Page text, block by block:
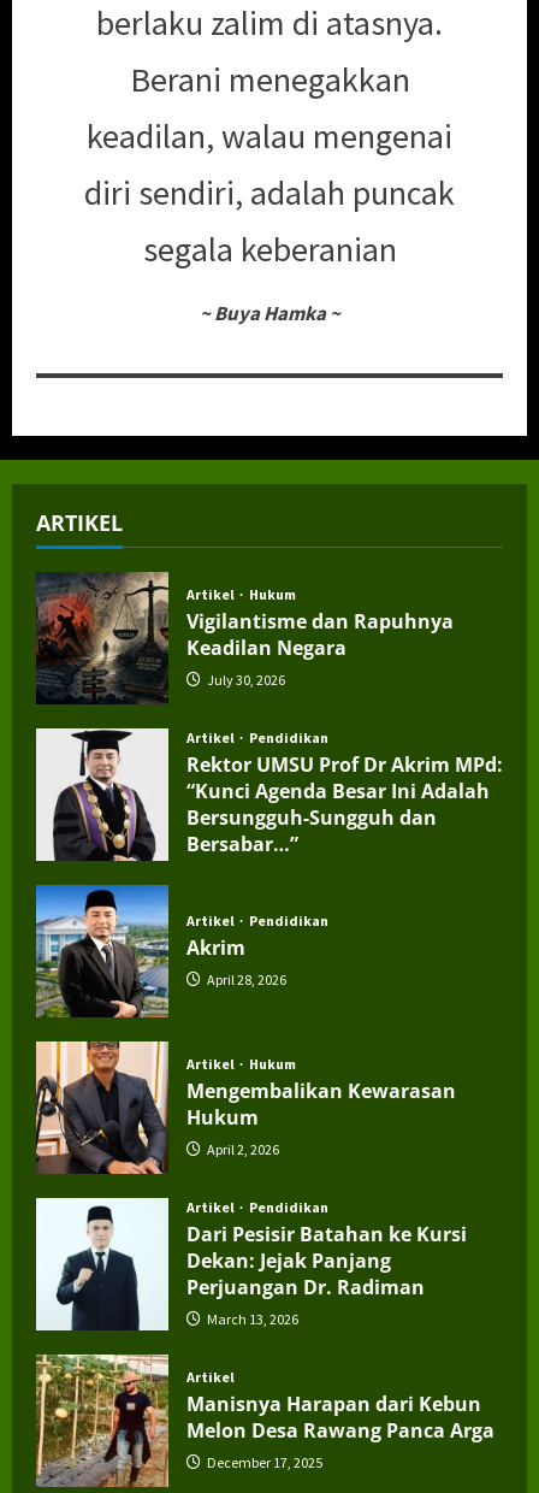
berlaku zalim di atasnya.
Berani menegakkan
keadilan, walau mengenai
diri sendiri, adalah puncak
segala keberanian
~ Buya Hamka ~
ARTIKEL
Artikel Hukum
Vigilantisme dan Rapuhnya
Keadilan Negara
July 30, 2026
Artikel Pendidikan
Rektor UMSU Prof Dr Akrim MPd:
“Kunci Agenda Besar Ini Adalah
Bersungguh-Sungguh dan
Bersabar…”
Artikel Pendidikan
Akrim
April 28, 2026
Artikel Hukum
Mengembalikan Kewarasan
Hukum
April 2, 2026
Artikel Pendidikan
Dari Pesisir Batahan ke Kursi
Dekan: Jejak Panjang
Perjuangan Dr. Radiman
March 13, 2026
Artikel
Manisnya Harapan dari Kebun
Melon Desa Rawang Panca Arga
December 17, 2025